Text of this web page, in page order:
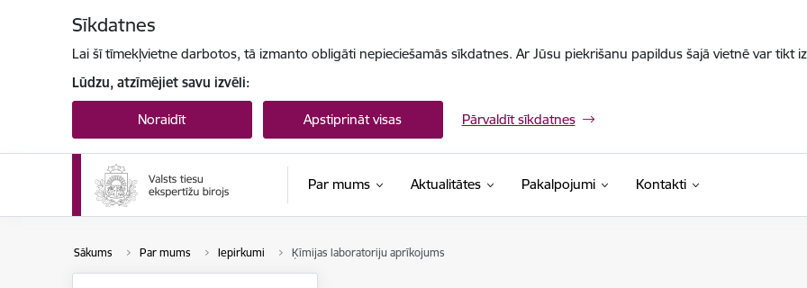
Sīkdatnes
Lai šī tīmekļvietne darbotos, tā izmanto obligāti nepieciešamās sīkdatnes. Ar Jūsu piekrišanu papildus šajā vietnē var tikt
Lūdzu, atzīmējiet savu izvēli:
Noraidīt Apstiprināt visas Pārvaldīt sīkdatnes
Par mums Aktualitātes Pakalpojumi Kontakti
Sākums Par mums Iepirkumi Ķīmijas laboratoriju aprīkojums